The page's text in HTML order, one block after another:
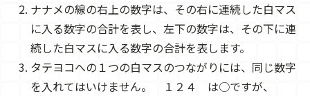
ナナメの線の右上の数字は、その右に連続した白マス
に入る数字の合計を表し、左下の数字は、その下に連
続した白マスに入る数字の合計を表します。
タテヨコへの１つの白マスのつながりには、同じ数字
を入れてはいけません。 １２４ は○ですが、